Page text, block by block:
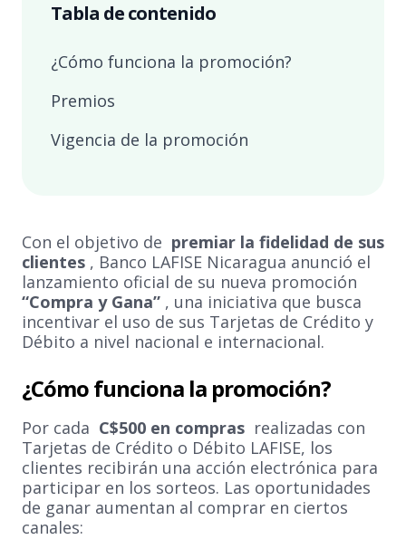
Tabla de contenido
¿Cómo funciona la promoción?
Premios
Vigencia de la promoción
Con el objetivo de premiar la fidelidad de sus
clientes , Banco LAFISE Nicaragua anunció el
lanzamiento oficial de su nueva promoción
“Compra y Gana” , una iniciativa que busca
incentivar el uso de sus Tarjetas de Crédito y
Débito a nivel nacional e internacional.
¿Cómo funciona la promoción?
Por cada C$500 en compras realizadas con
Tarjetas de Crédito o Débito LAFISE, los
clientes recibirán una acción electrónica para
participar en los sorteos. Las oportunidades
de ganar aumentan al comprar en ciertos
canales: